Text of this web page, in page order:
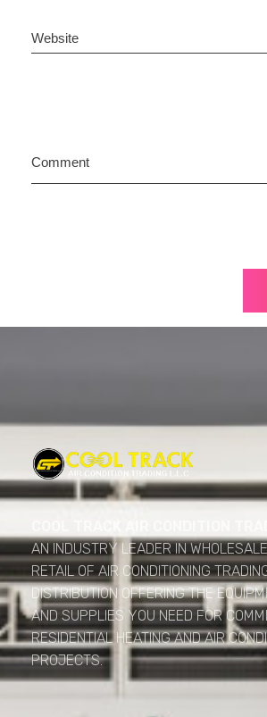
Website
Comment
Cool Track Air Condition Trading LLC
AN INDUSTRY LEADER IN
RETAIL OF AIR CONDITIONING
DISTRIBUTION OFFERING THE
AND SUPPLIES YOU NEED FOR
RESIDENTIAL HEATING AND AIR
PROJECTS.